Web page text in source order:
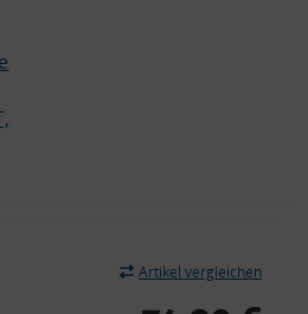
Artikel vergleichen